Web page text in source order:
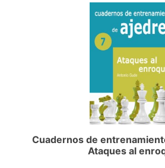
Cuadernos de
Ataques al